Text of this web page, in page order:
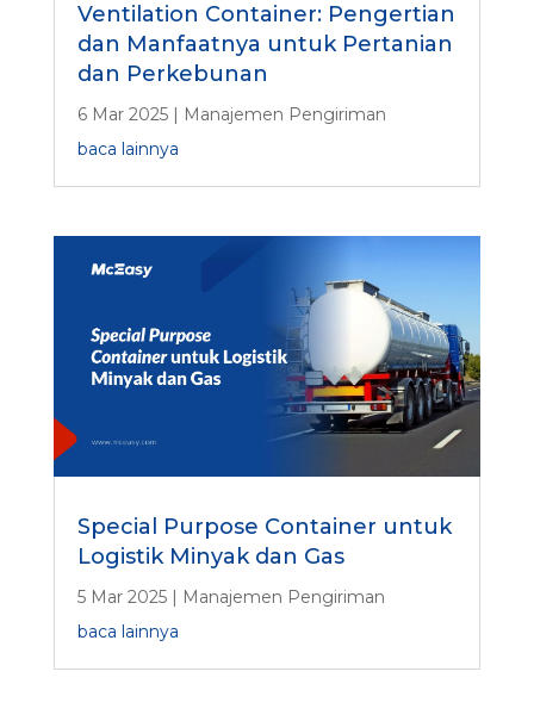
Ventilation Container: Pengertian
dan Manfaatnya untuk Pertanian
dan Perkebunan
6 Mar 2025| Manajemen Pengiriman
baca lainnya
Special Purpose Container untuk
Logistik Minyak dan Gas
5 Mar 2025| Manajemen Pengiriman
baca lainnya